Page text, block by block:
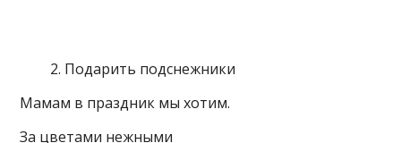
Подарить подснежники
Мамам в праздник мы хотим.
За цветами нежными